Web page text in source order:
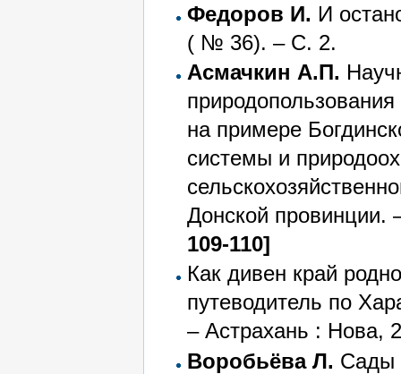
Федоров И. И
( № 36). – С. 2.
Асмачкин А.П.
на примере
системы и
Донской
109-110]
Как дивен край
путеводитель по
– Астрахань : Нова,
Воробьёва Л. Сады